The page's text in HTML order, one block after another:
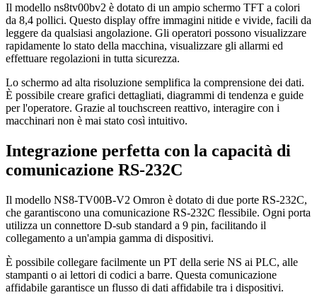
Il modello ns8tv00bv2 è dotato di un ampio schermo TFT a colori
da 8,4 pollici. Questo display offre immagini nitide e vivide, facili da
leggere da qualsiasi angolazione. Gli operatori possono visualizzare
rapidamente lo stato della macchina, visualizzare gli allarmi ed
effettuare regolazioni in tutta sicurezza.
Lo schermo ad alta risoluzione semplifica la comprensione dei dati.
È possibile creare grafici dettagliati, diagrammi di tendenza e guide
per l'operatore. Grazie al touchscreen reattivo, interagire con i
macchinari non è mai stato così intuitivo.
Integrazione perfetta con la capacità di
comunicazione RS-232C
Il modello NS8-TV00B-V2 Omron è dotato di due porte RS-232C,
che garantiscono una comunicazione RS-232C flessibile. Ogni porta
utilizza un connettore D-sub standard a 9 pin, facilitando il
collegamento a un'ampia gamma di dispositivi.
È possibile collegare facilmente un PT della serie NS ai PLC, alle
stampanti o ai lettori di codici a barre. Questa comunicazione
affidabile garantisce un flusso di dati affidabile tra i dispositivi.